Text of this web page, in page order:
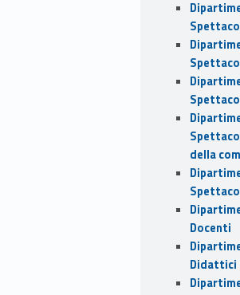
della
Docenti
Didattici